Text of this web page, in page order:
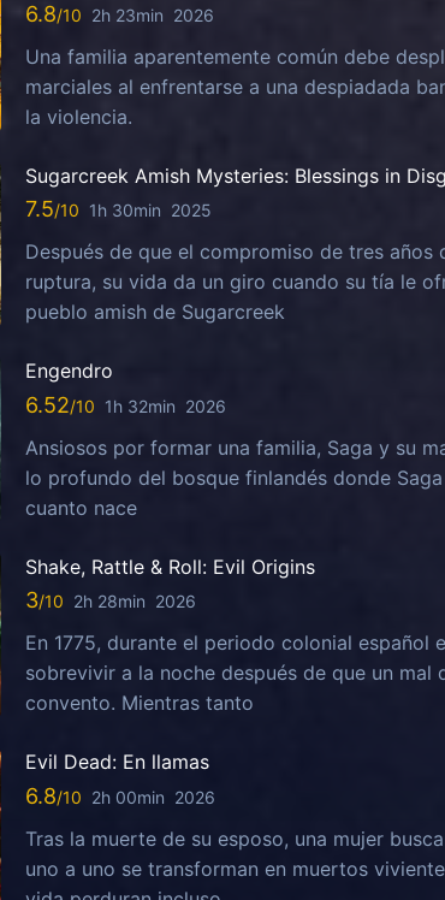
6.8 2h 23min 2026
Una familia aparentemente común debe
marciales al enfrentarse a una despiadada
la violencia.
Sugarcreek Amish Mysteries: Blessings in
7.5 1h 30min 2025
Después de que el compromiso de tres años
ruptura, su vida da un giro cuando su tía le
pueblo amish de Sugarcreek
Engendro
6.52 1h 32min 2026
Ansiosos por formar una familia, Saga y su
lo profundo del bosque finlandés donde
cuanto nace
Shake, Rattle & Roll: Evil Origins
3 2h 28min 2026
En 1775, durante el periodo colonial español
sobrevivir a la noche después de que un mal
convento. Mientras tanto
Evil Dead: En llamas
6.8 2h 00min 2026
Tras la muerte de su esposo, una mujer
uno a uno se transforman en muertos